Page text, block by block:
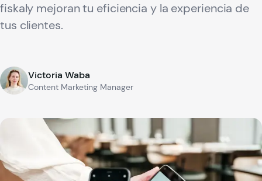
fiskaly mejoran tu eficiencia y la experiencia de
tus clientes.
Victoria Waba
Content Marketing Manager